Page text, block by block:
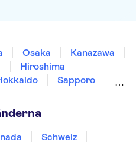
Osaka
Kanazawa
Hiroshima
Sapporo
Schweiz